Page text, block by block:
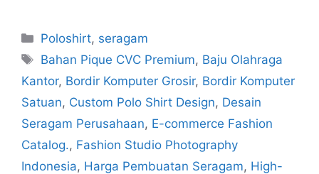
Poloshirt, seragam
Bahan Pique CVC Premium, Baju Olahraga
Kantor, Bordir Komputer Grosir, Bordir Komputer
Satuan, Custom Polo Shirt Design, Desain
Seragam Perusahaan, E-commerce Fashion
Catalog., Fashion Studio Photography
Indonesia, Harga Pembuatan Seragam, High-